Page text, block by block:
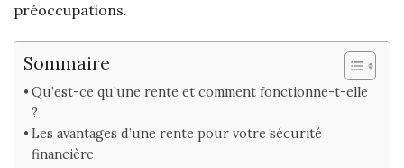
préoccupations.
Sommaire
Qu’est-ce qu’une rente et comment fonctionne-t-elle
?
Les avantages d’une rente pour votre sécurité
financière